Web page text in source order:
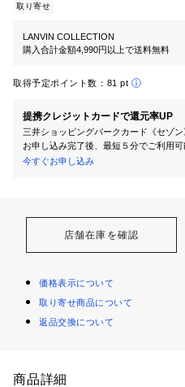
取り寄せ
LANVIN COLLECTION
購入合計金額4,990円以上で送料無料
取得予定ポイント数： 81 pt
提携クレジットカードで還元率UP
三井ショッピングパークカード《セゾ
お申し込み完了後、最短５分でご利用可
今すぐお申し込み
店舗在庫を確認
価格表示について
取り寄せ商品について
返品交換について
商品詳細